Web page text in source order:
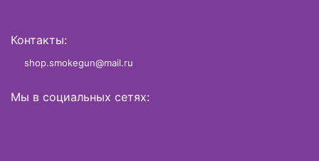
Контакты:
shop.smokegun@mail.ru
Мы в социальных сетях: